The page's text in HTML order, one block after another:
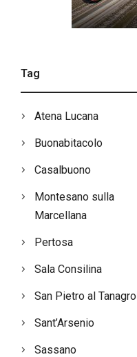
Tag
Atena Lucana
Buonabitacolo
Casalbuono
Montesano sulla
Marcellana
Pertosa
Sala Consilina
San Pietro al Tanagro
Sant’Arsenio
Sassano